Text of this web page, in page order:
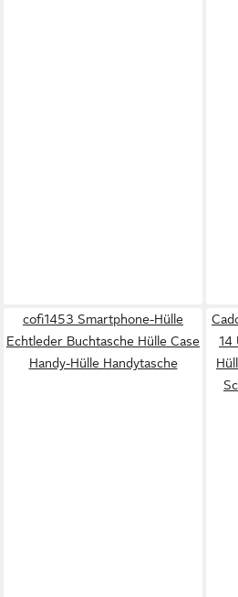
cofi1453 Smartphone-Hülle
Echtleder Buchtasche Hülle Case
Handy-Hülle Handytasche
14